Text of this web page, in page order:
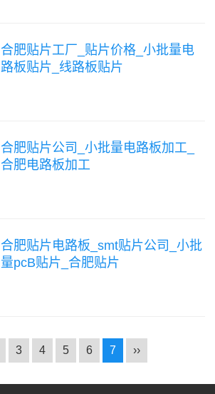
合肥贴片工厂_贴片价格_小批量电
路板贴片_线路板贴片
合肥贴片公司_小批量电路板加工_
合肥电路板加工
合肥贴片电路板_smt贴片公司_小批
量pcB贴片_合肥贴片
3 4 5 6 7 ››